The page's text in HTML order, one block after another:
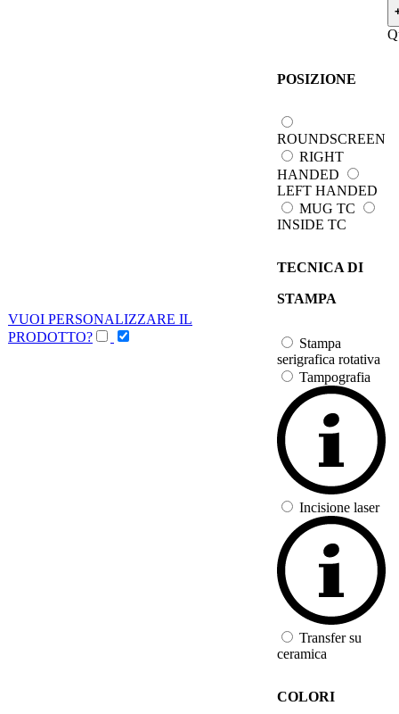
VUOI PERSONALIZZARE IL
PRODOTTO?
POSIZIONE
ROUNDSCREEN
RIGHT
HANDED
LEFT HANDED
MUG TC
INSIDE TC
TECNICA DI
STAMPA
Stampa
serigrafica rotativa
Tampografia
Incisione laser
Transfer su
ceramica
COLORI